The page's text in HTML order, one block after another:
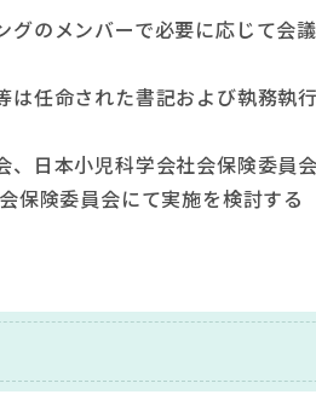
のメンバーで必要に応じて会議
任命された書記および執務執
日本小児科学会社会保険委員
保険委員会にて実施を検討する